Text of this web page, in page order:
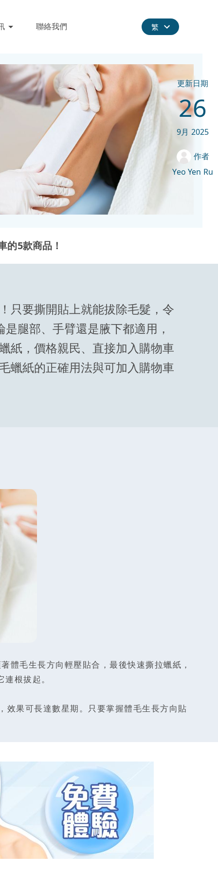
更新日期
26
9月 2025
作者
Yeo Yen Ru
聯絡我們 繁
的5款商品！
只要撕開貼上就能拔除毛髮，令
腿部、手臂還是腋下都適用，
紙，價格親民、直接加入購物車
蠟紙的正確用法與可加入購物車
體毛生長方向輕壓貼合，最後快速撕拉蠟紙，
根拔起。
效果可長達數星期。只要掌握體毛生長方向貼